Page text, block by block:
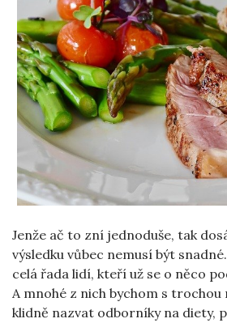
Jenže ač to zní jednoduše, tak
výsledku vůbec nemusí být
celá řada lidí, kteří už se o něco
A mnohé z nich bychom s trochou
klidně nazvat odborníky na diety,